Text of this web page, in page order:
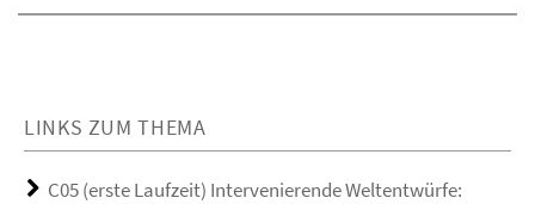
LINKS ZUM THEMA
C05 (erste Laufzeit) Intervenierende Weltentwürfe: